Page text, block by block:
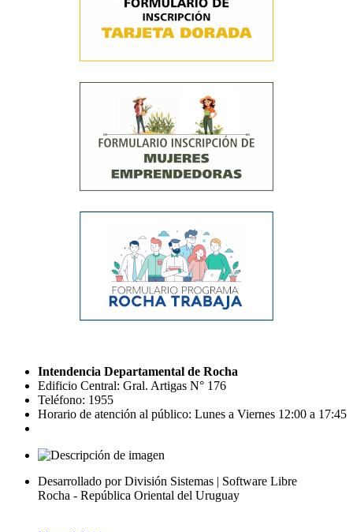
Intendencia Departamental de Rocha
Edificio Central: Gral. Artigas N° 176
Teléfono: 1955
Horario de atención al público: Lunes a Viernes 12:00 a 17:45
Desarrollado por División Sistemas | Software Libre
Rocha - República Oriental del Uruguay